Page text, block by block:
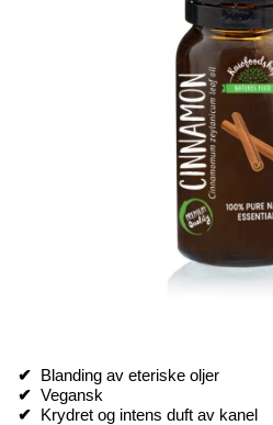
✔ Blanding av eteriske oljer
✔ Vegansk
✔ Krydret og intens duft av kanel